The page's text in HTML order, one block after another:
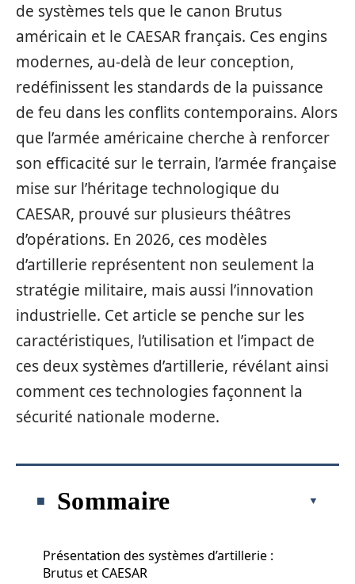
de systèmes tels que le canon Brutus
américain et le CAESAR français. Ces engins
modernes, au-delà de leur conception,
redéfinissent les standards de la puissance
de feu dans les conflits contemporains. Alors
que l’armée américaine cherche à renforcer
son efficacité sur le terrain, l’armée française
mise sur l’héritage technologique du
CAESAR, prouvé sur plusieurs théâtres
d’opérations. En 2026, ces modèles
d’artillerie représentent non seulement la
stratégie militaire, mais aussi l’innovation
industrielle. Cet article se penche sur les
caractéristiques, l’utilisation et l’impact de
ces deux systèmes d’artillerie, révélant ainsi
comment ces technologies façonnent la
sécurité nationale moderne.
Sommaire
Présentation des systèmes d’artillerie :
Brutus et CAESAR